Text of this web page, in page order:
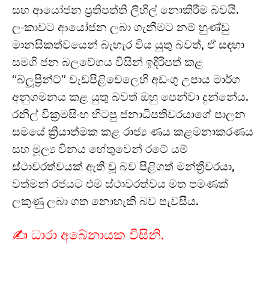
සහ ආයෝජන ප්‍රතිපත්ති ලිහිල් නොකිරීම බවයි.
ලංකාවට ආයෝජන ලබා ගැනීමට නම් හුණ්ඩු
මානසිකත්වයෙන් බැහැර විය යුතු බවත්, ඒ සඳහා
සමගි ජන බලවේගය විසින් ඉදිරිපත් කළ
“බ්ලූප්‍රින්ට්” වැඩපිළිවෙලෙහි අඩංගු උපාය මාර්ග
අනුගමනය කළ යුතු බවත් ඔහු පෙන්වා දුන්නේය.
රනිල් වික්‍රමසිංහ හිටපු ජනාධිපතිවරයාගේ පාලන
සමයේ ක්‍රියාත්මක කළ රාජ්‍ය ණය කළමනාකරණය
සහ මූල්‍ය විනය හේතුවෙන් රටේ යම්
ස්ථාවරත්වයක් ඇති වූ බව පිළිගත් මන්ත්‍රීවරයා,
වත්මන් රජයට එම ස්ථාවරත්වය මත පමණක්
ලකුණු ලබා ගත නොහැකි බව පැවසීය.
✍️ ධාරා අබේනායක විසිනි.